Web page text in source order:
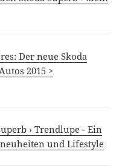
Der neue Skoda
2015 >
› Trendlupe - Ein
und Lifestyle